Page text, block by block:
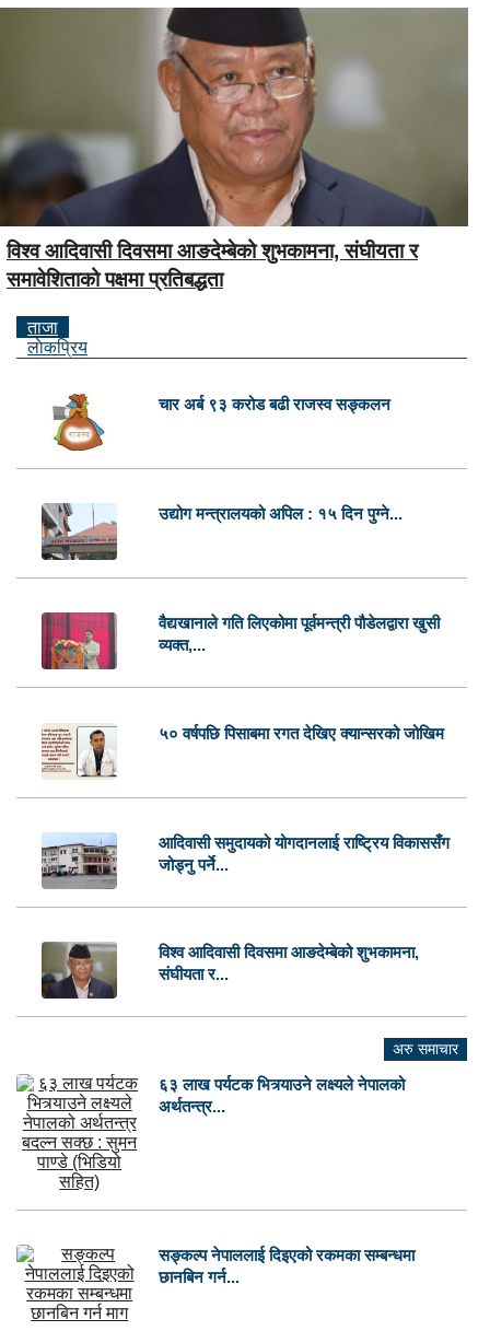
विश्व आदिवासी दिवसमा आङदेम्बेको शुभकामना, संघीयता र
समावेशिताको पक्षमा प्रतिबद्धता
ताजा
लाेकप्रिय
चार अर्ब ९३ करोड बढी राजस्व सङ्कलन
उद्योग मन्त्रालयको अपिल : १५ दिन पुग्ने...
वैद्यखानाले गति लिएकोमा पूर्वमन्त्री पौडेलद्वारा खुसी
व्यक्त,...
५० वर्षपछि पिसाबमा रगत देखिए क्यान्सरको जोखिम
आदिवासी समुदायको योगदानलाई राष्ट्रिय विकाससँग
जोड्नु पर्ने...
विश्व आदिवासी दिवसमा आङदेम्बेको शुभकामना,
संघीयता र...
अरु समाचार
६३ लाख पर्यटक भित्र्याउने लक्ष्यले नेपालको
अर्थतन्त्र...
सङ्कल्प नेपाललाई दिइएको रकमका सम्बन्धमा
छानबिन गर्न...